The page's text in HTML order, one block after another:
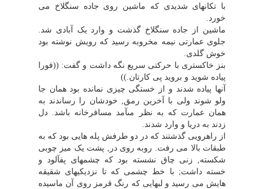
با تکانهاى شدیدى که ماشین روى جاده سنگلاخ مى
خورد.
ماشین از جاده سنگلاخ گذشت و وارد یک آبادى شد.
جلوى عمارتى نیمه مخروبه رسید که رویش نوشته بود
خوش گلدى.
بنز خاکسترى با حرکتى سریع نگه داشت و گفت: ((فورا
پیاده شوید و بروید پى کارتان.))
آنها پیاده شدند و از خستگى چیزى نمانده بود همان جا
ولو شوند ولى با آخرین رمق, خودشان را رساندند به
همان عمارت که به نظر مىآمد مسافرخانه باشد. دل
زدند به دریا و وارد شدند.
از راهرویى گذشتند که در دو طرفش پله هایى بود که به
طبقات بالا مى رفت. روبه روى در, پشت یک میز چوبى
شکسته, زنى چاق نشسته بود که چشمهاى پفآلود و
خسته داشت; با خط چشمى که تا نزدیکیهاى شقیقه
هایش مى رسید و لبهایى که رنگ قرمز روى آن ماسیده